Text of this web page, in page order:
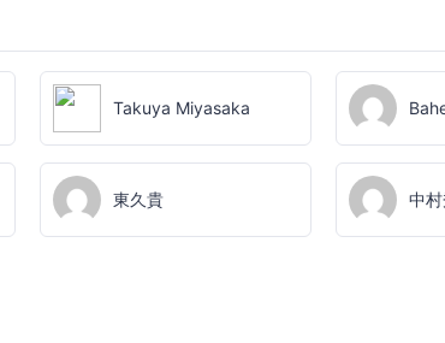
Takuya Miyasaka
東久貴 中